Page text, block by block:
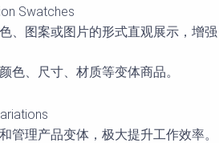
Swatches
、图案或图片的形式直观展示，增强
色、尺寸、材质等变体商品。
管理产品变体，极大提升工作效率。